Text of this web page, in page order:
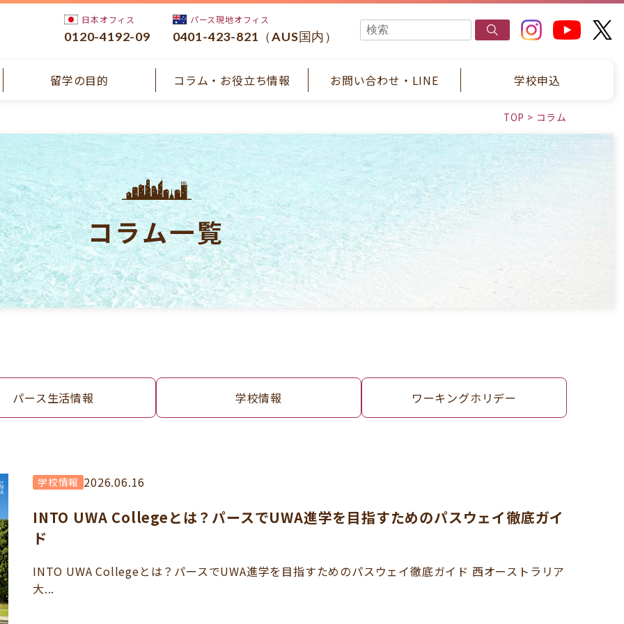
日本オフィス
0120-4192-09
パース現地オフィス
0401-423-821（AUS国内）
留学の目的 コラム・お役立ち情報 お問い合わせ・LINE 学校申込
TOP > コラム
コラム一覧
パース生活情報 学校情報 ワーキングホリデー
学校情報 2026.06.16
INTO UWA Collegeとは？パースでUWA進学を目指すためのパスウェイ徹底ガイ
ド
INTO UWA Collegeとは？パースでUWA進学を目指すためのパスウェイ徹底ガイド 西オーストラリア
大...